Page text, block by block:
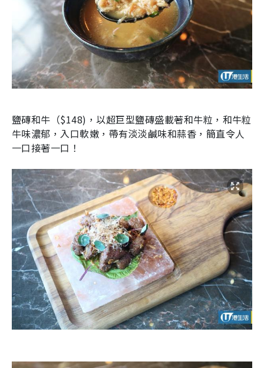
鹽磚和牛（$148)，以超巨型鹽磚盛載著和牛粒，和牛粒
牛味濃郁，入口軟嫩，帶有淡淡鹹味和蒜香，簡直令人
一口接著一口！